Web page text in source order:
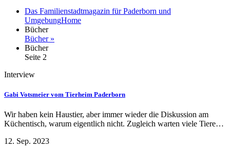
Das Familienstadtmagazin für Paderborn und
UmgebungHome
Bücher
Bücher »
Bücher
Seite 2
Interview
Gabi Votsmeier vom Tierheim Paderborn
Wir haben kein Haustier, aber immer wieder die Diskussion am
Küchentisch, warum eigentlich nicht. Zugleich warten viele Tiere…
12. Sep. 2023